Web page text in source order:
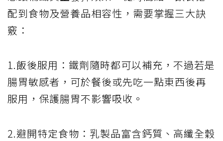
配到食物及營養品相容性，需要掌握三大訣
竅：
1.飯後服用：鐵劑隨時都可以補充，不過若是
腸胃敏感者，可於餐後或先吃一點東西後再
服用，保護腸胃不影響吸收。
2.避開特定食物：乳製品富含鈣質、高纖全穀